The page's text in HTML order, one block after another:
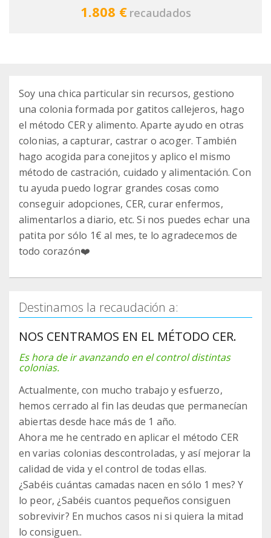
1.808 € recaudados
Soy una chica particular sin recursos, gestiono
una colonia formada por gatitos callejeros, hago
el método CER y alimento. Aparte ayudo en otras
colonias, a capturar, castrar o acoger. También
hago acogida para conejitos y aplico el mismo
método de castración, cuidado y alimentación. Con
tu ayuda puedo lograr grandes cosas como
conseguir adopciones, CER, curar enfermos,
alimentarlos a diario, etc. Si nos puedes echar una
patita por sólo 1€ al mes, te lo agradecemos de
todo corazón❤️
Destinamos la recaudación a:
NOS CENTRAMOS EN EL MÉTODO CER.
Es hora de ir avanzando en el control distintas
colonias.
Actualmente, con mucho trabajo y esfuerzo,
hemos cerrado al fin las deudas que permanecían
abiertas desde hace más de 1 año.
Ahora me he centrado en aplicar el método CER
en varias colonias descontroladas, y así mejorar la
calidad de vida y el control de todas ellas.
¿Sabéis cuántas camadas nacen en sólo 1 mes? Y
lo peor, ¿Sabéis cuantos pequeños consiguen
sobrevivir? En muchos casos ni si quiera la mitad
lo consiguen..